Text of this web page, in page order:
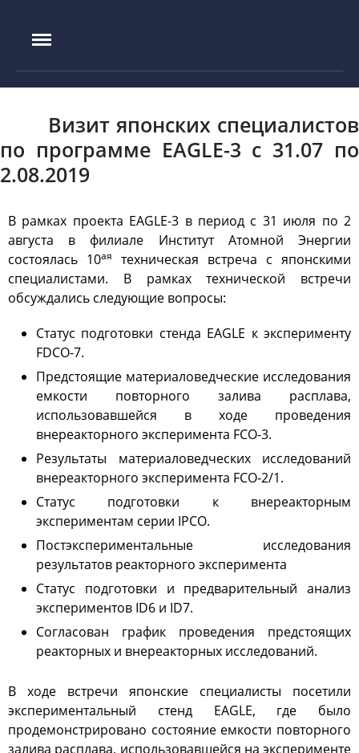
Басты бет
Басшылық
Эксперименттік база
Токамак КТМ
ЛИАНА стенді
ЛАВА-Б қондырғысы
ВИКА қондырғысы
Плазмалық-шоқты
қондырғысы бар стенд
Кешендер
Жұмыстардың бағыты
Атом энергетикасын
Термоядролық зерттеуілері
Ядролық нысанның
Зерттеу реакторларын
конверсиялау
Сутекті энергетика
Жарияланымдармен
өнертабыстар
Хабарландырулар
Қауіпсіздік
Антитеррор
IAE.KZ
Визит японских специалистов
по программе EAGLE-3 с 31.07 по
2.08.2019
В рамках проекта EAGLE-3 в период с 31 июля по 2
августа в филиале Институт Атомной Энергии
состоялась 10ая
техническая встреча с японскими
специалистами. В рамках технической встречи
обсуждались следующие вопросы:
Статус подготовки стенда EAGLE к эксперименту
FDCO-7.
Предстоящие материаловедческие исследования
емкости повторного залива расплава,
использовавшейся в ходе проведения
внереакторного эксперимента FCO-3.
Результаты материаловедческих исследований
внереакторного эксперимента FCO-2/1.
Статус подготовки к внереакторным
экспериментам серии IPCO.
Постэкспериментальные исследования
результатов реакторного эксперимента
Статус подготовки и предварительный анализ
экспериментов ID6 и ID7.
Согласован график проведения предстоящих
реакторных и внереакторных исследований.
В ходе встречи японские специалисты посетили
экспериментальный стенд EAGLE, где было
продемонстрировано состояние емкости повторного
залива расплава, использовавшейся на эксперименте